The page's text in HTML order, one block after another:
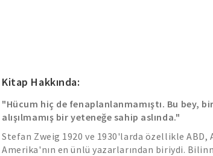
Kitap Hakkında:
"Hücum hiç de fenaplanlanmamıştı. Bu bey,
alışılmamış bir yeteneğe sahip aslında."
Stefan Zweig 1920 ve 1930'larda özellikle ABD,
Amerika'nın en ünlü yazarlarından biriydi.